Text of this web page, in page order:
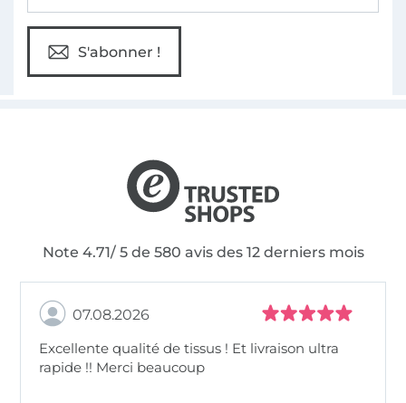
S'abonner !
Note 4.71/ 5 de 580 avis des 12 derniers mois
07.08.2026
Excellente qualité de tissus ! Et livraison ultra
rapide !! Merci beaucoup